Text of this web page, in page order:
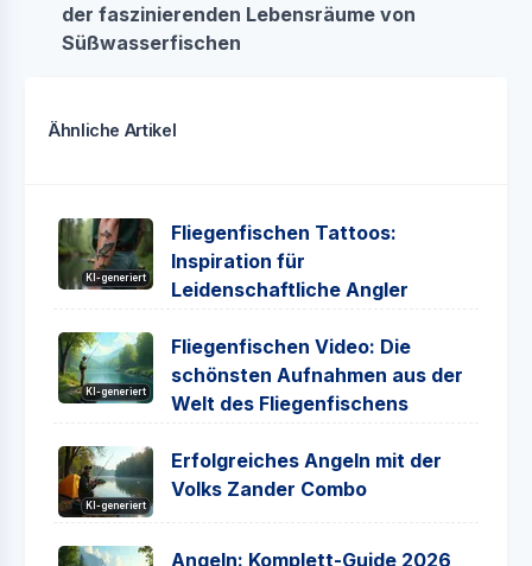
der faszinierenden Lebensräume von
Süßwasserfischen
Ähnliche Artikel
KI-generiert
Fliegenfischen Tattoos:
Inspiration für
Leidenschaftliche Angler
KI-generiert
Fliegenfischen Video: Die
schönsten Aufnahmen aus der
Welt des Fliegenfischens
KI-generiert
Erfolgreiches Angeln mit der
Volks Zander Combo
Angeln: Komplett-Guide 2026